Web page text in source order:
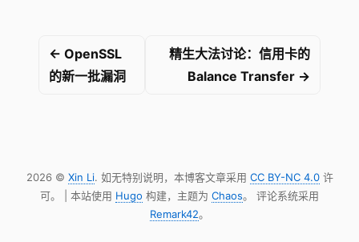
← OpenSSL
的新一批漏洞
精生大法讨论：信用卡的
Balance Transfer →
2026 © Xin Li. 如无特别说明，本博客文章采用 CC BY-NC 4.0许
可。 | 本站使用 Hugo 构建，主题为 Chaos。 评论系统采用
Remark42。